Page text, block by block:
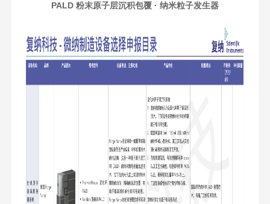
PALD 粉末原子层沉积包覆 · 纳米粒子发生器